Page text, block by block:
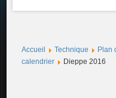
Accueil Technique Plan
calendrier
Dieppe 2016